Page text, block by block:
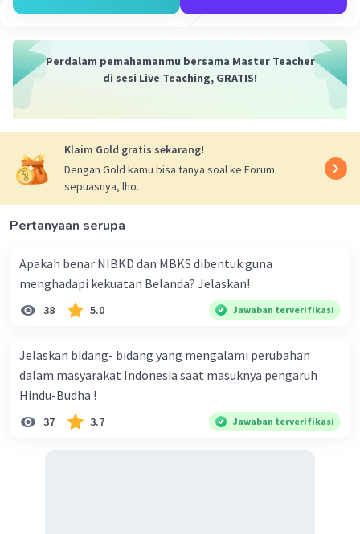
2 terdapat dugaan akan adanya kepentingan
Presiden megawati
3 kurang memiliki pemahaman yg baik di bidang
Beri Rating·5.0( 1) Balas
Iklan
Perdalam pemahamanmu bersama Master Teacher
di sesi Live Teaching, GRATIS!
Klaim Gold gratis sekarang!
Dengan Gold kamu bisa tanya soal ke Forum
sepuasnya, lho.
Pertanyaan serupa
Apakah benar NIBKD dan MBKS dibentuk guna
menghadapi kekuatan Belanda? Jelaskan!
38 5.0 Jawaban terverifikasi
Jelaskan bidang- bidang yang mengalami perubahan
dalam masyarakat Indonesia saat masuknya pengaruh
Hindu-Budha !
37 3.7 Jawaban terverifikasi